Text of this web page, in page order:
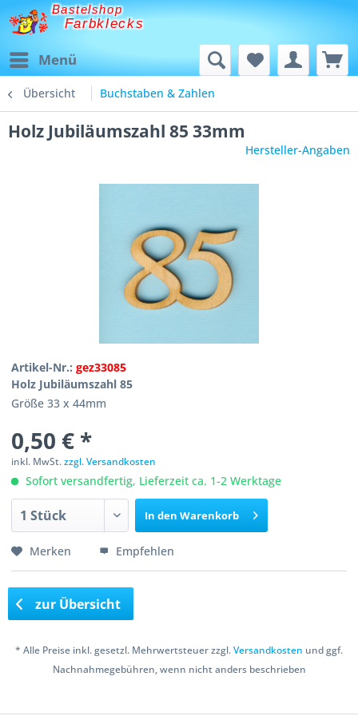
Bastelshop
Farbklecks
Menü
Übersicht Buchstaben & Zahlen
Holz Jubiläumszahl 85 33mm
Hersteller-Angaben
Artikel-Nr.:gez33085
Holz Jubiläumszahl 85
Größe 33 x 44mm
0,50 € *
inkl. MwSt.zzgl. Versandkosten
Sofort versandfertig, Lieferzeit ca. 1-2 Werktage
In den Warenkorb
Merken Empfehlen
zur Übersicht
* Alle Preise inkl. gesetzl. Mehrwertsteuer zzgl.Versandkosten und ggf.
Nachnahmegebühren, wenn nicht anders beschrieben